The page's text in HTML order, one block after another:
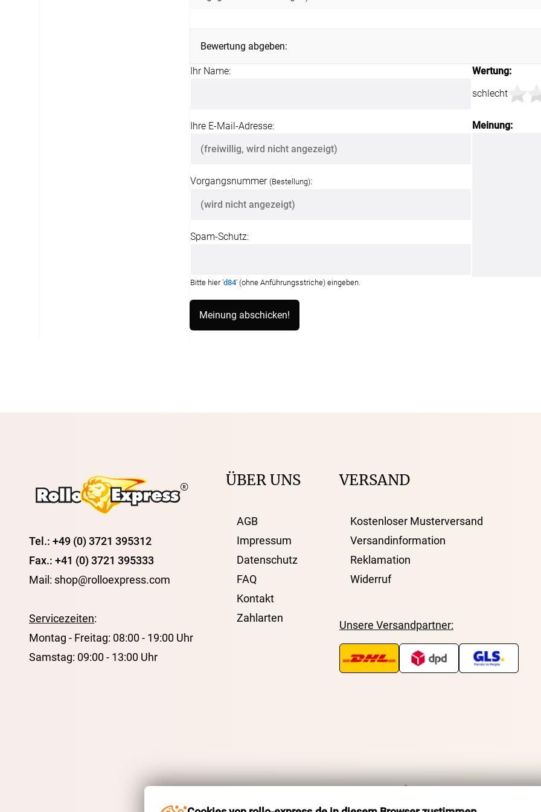
Bewertung abgeben:
Wertung:
schlecht
Meinung:
Ihr Name:
Ihre E-Mail-Adresse:
Vorgangsnummer (Bestellung):
Spam-Schutz:
Bitte hier 'd84' (ohne Anführungsstriche) eingeben.
Tel.: +49 (0) 3721 395312
Fax.: +41 (0) 3721 395333
Mail: shop@rolloexpress.com
Servicezeiten:
Montag - Freitag: 08:00 - 19:00 Uhr
Samstag: 09:00 - 13:00 Uhr
ÜBER UNS
AGB
Impressum
Datenschutz
FAQ
Kontakt
Zahlarten
VERSAND
Kostenloser Musterversand
Versandinformation
Reklamation
Widerruf
Unsere Versandpartner: